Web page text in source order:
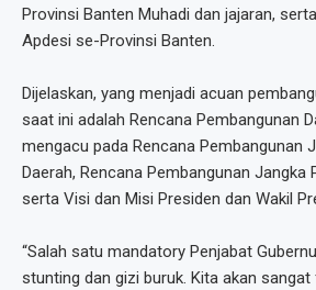
Provinsi Banten Muhadi dan jajaran,
Apdesi se-Provinsi Banten.
Dijelaskan, yang menjadi acuan
saat ini adalah Rencana Pembangunan
mengacu pada Rencana Pembangunan
Daerah, Rencana Pembangunan Jangka
serta Visi dan Misi Presiden dan Wakil
“Salah satu mandatory Penjabat
stunting dan gizi buruk. Kita akan